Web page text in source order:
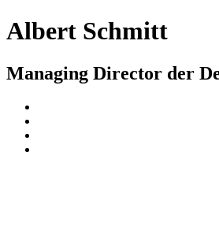
Albert Schmitt
Managing Director der